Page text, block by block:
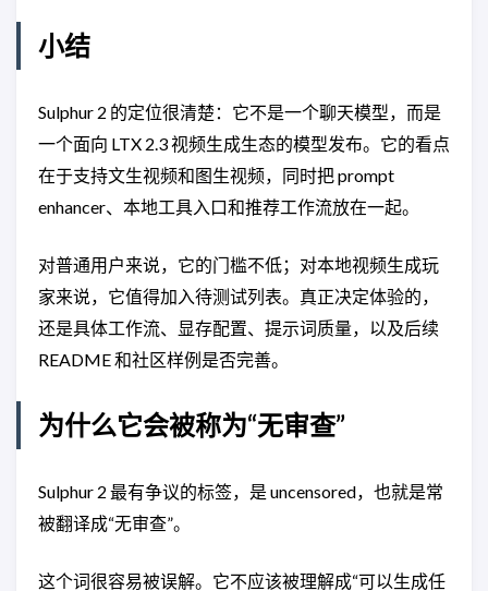
小结
Sulphur 2 的定位很清楚：它不是一个聊天模型，而是
一个面向 LTX 2.3 视频生成生态的模型发布。它的看点
在于支持文生视频和图生视频，同时把 prompt
enhancer、本地工具入口和推荐工作流放在一起。
对普通用户来说，它的门槛不低；对本地视频生成玩
家来说，它值得加入待测试列表。真正决定体验的，
还是具体工作流、显存配置、提示词质量，以及后续
README 和社区样例是否完善。
为什么它会被称为“无审查”
Sulphur 2 最有争议的标签，是 uncensored，也就是常
被翻译成“无审查”。
这个词很容易被误解。它不应该被理解成“可以生成任